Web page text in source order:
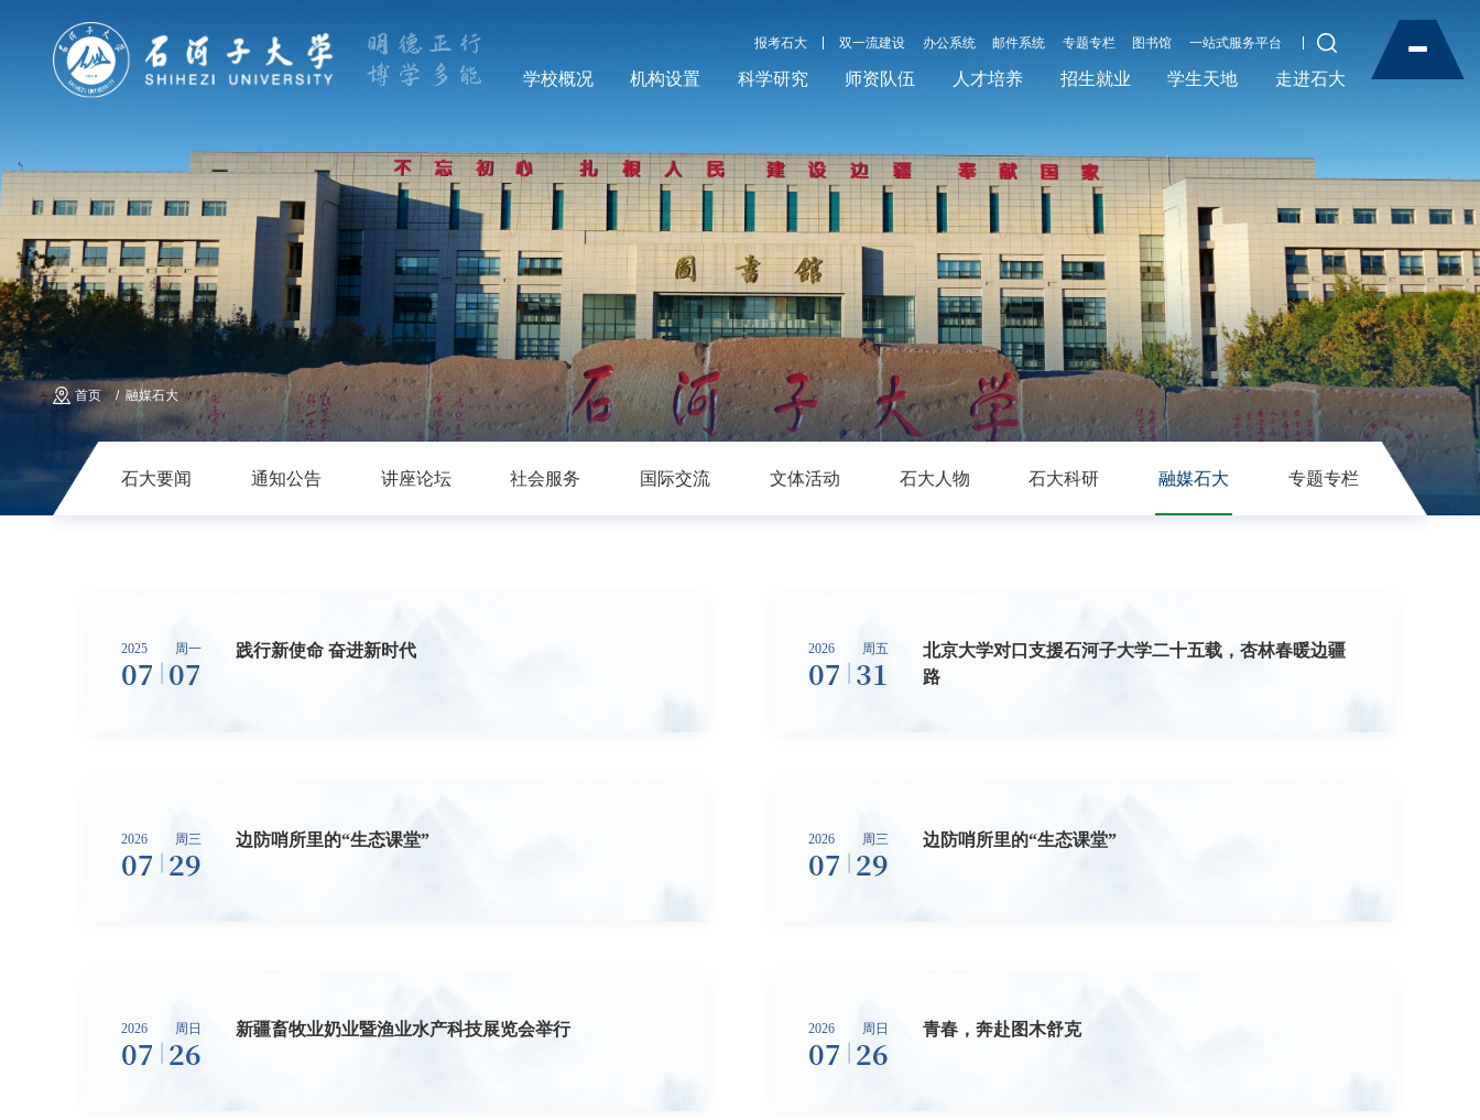
报考石大 双一流建设 办公系统 邮件系统 专题专栏 图书馆 一站式服务平台
学校概况 机构设置 科学研究 师资队伍 人才培养 招生就业 学生天地 走进石大
石大要闻 通知公告 讲座论坛 社会服务 国际交流 文体活动 石大人物 石大科研 融媒石大 专题专栏
首页 融媒石大
2025 周一
07 07
践行新使命 奋进新时代 2026 周五
07 31
北京大学对口支援石河子大学二十五载，杏林春暖边疆
路
2026 周三
07 29
边防哨所里的“生态课堂” 2026 周三
07 29
边防哨所里的“生态课堂”
2026 周日
07 26
新疆畜牧业奶业暨渔业水产科技展览会举行 2026 周日
07 26
青春，奔赴图木舒克